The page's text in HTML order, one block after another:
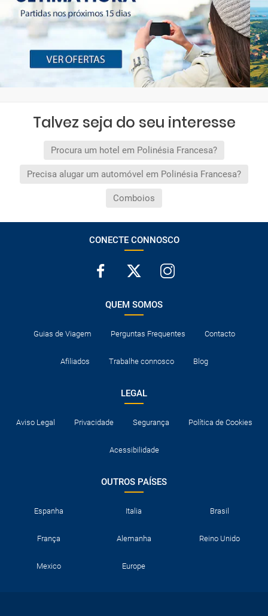
Talvez seja do seu interesse
Procura um hotel em Polinésia Francesa?
Precisa alugar um automóvel em Polinésia Francesa?
Comboios
CONECTE CONNOSCO
QUEM SOMOS
Guias de Viagem Perguntas Frequentes Contacto
Afiliados Trabalhe connosco Blog
LEGAL
Aviso Legal Privacidade Segurança Política de Cookies
Acessibilidade
OUTROS PAÍSES
Espanha Italia Brasil
França Alemanha Reino Unido
Mexico Europe